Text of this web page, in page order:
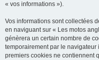
« vos informations »).
Vos informations sont collectées
en naviguant sur « Les motos
génèrera un certain nombre de
temporairement par le
premiers cookies ne contiennent